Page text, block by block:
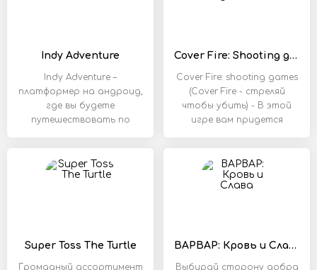
Indy Adventure
Indy Adventure –
платформер на андроид,
где вы будете
путешествовать по
Cover Fire: Shooting games
Cover Fire: shooting games
(Cover Fire - стреляй
чтобы убить) - В этой
игре вам придется
Suрer Toss The Turtle
Громадный ассортимент
ВАРВАР: Кровь и Слава
Выбирай сторону добра